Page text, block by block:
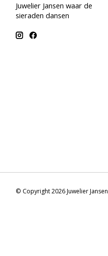
Juwelier Jansen waar de
sieraden dansen
© Copyright 2026 Juwelier Jansen